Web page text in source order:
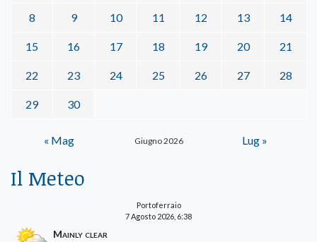
Giugno 2026
8 9 10 11 12 13 14
15 16 17 18 19 20 21
22 23 24 25 26 27 28
29 30
« Mag Lug »
Il Meteo
Portoferraio
7 Agosto 2026, 6:38
Mainly clear